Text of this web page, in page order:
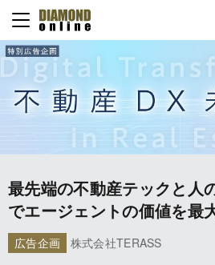
最先端の不動産テックと人
でエージェントの価値を最
広告企画 株式会社TERASS